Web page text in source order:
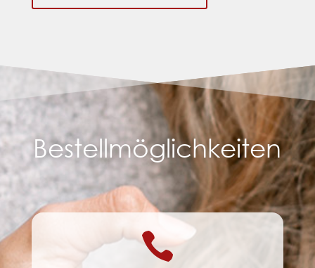
Bestellmöglichkeiten
